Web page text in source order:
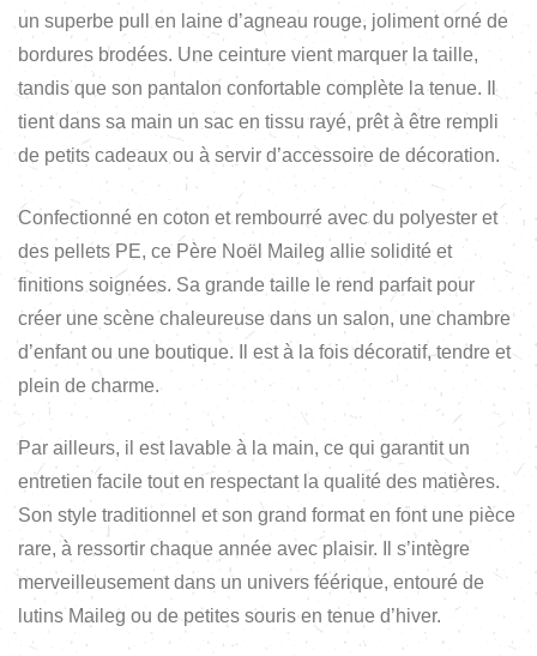
un superbe pull en laine d’agneau rouge, joliment orné de
bordures brodées. Une ceinture vient marquer la taille,
tandis que son pantalon confortable complète la tenue. Il
tient dans sa main un sac en tissu rayé, prêt à être rempli
de petits cadeaux ou à servir d’accessoire de décoration.
Confectionné en coton et rembourré avec du polyester et
des pellets PE, ce Père Noël Maileg allie solidité et
finitions soignées. Sa grande taille le rend parfait pour
créer une scène chaleureuse dans un salon, une chambre
d’enfant ou une boutique. Il est à la fois décoratif, tendre et
plein de charme.
Par ailleurs, il est lavable à la main, ce qui garantit un
entretien facile tout en respectant la qualité des matières.
Son style traditionnel et son grand format en font une pièce
rare, à ressortir chaque année avec plaisir. Il s’intègre
merveilleusement dans un univers féérique, entouré de
lutins Maileg ou de petites souris en tenue d’hiver.